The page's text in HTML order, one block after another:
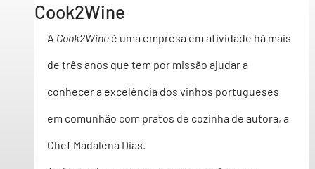
Cook2Wine
A Cook2Wine é uma empresa em atividade há mais
de três anos que tem por missão ajudar a
conhecer a excelência dos vinhos portugueses
em comunhão com pratos de cozinha de autora, a
Chef Madalena Dias.